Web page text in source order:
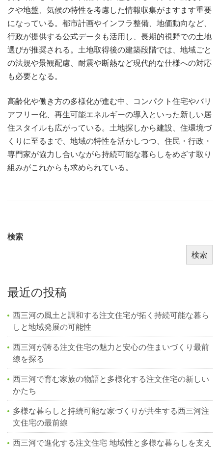
クや地盤、気候の特性を考慮した情報収集がますます重要
になっている。都市計画やインフラ整備、地価動向など、
行政が提供する公式データも活用し、長期的視野での土地
選びが推奨される。土地取得後の建築段階では、地域ごと
の法規や景観配慮、耐震や断熱など現代的な仕様への対応
も必要となる。
高齢化や働き方の多様化が進む中、コンパクト住宅やバリ
アフリー化、再生可能エネルギーの導入といった新しい居
住スタイルも広がっている。土地探しから建設、住環境づ
くりに至るまで、地域の特性を活かしつつ、住民・行政・
専門家が協力し合いながら持続可能な暮らしをめざす取り
組みがこれからも求められている。
検索
検索
最近の投稿
西三河の風土と調和する注文住宅が拓く持続可能な暮ら
しと地域発展の可能性
西三河が誇る注文住宅の魅力と安心の住まいづくり最前
線を探る
西三河で育む家族の物語と多様化する注文住宅の新しい
かたち
多様な暮らしと持続可能な家づくりが共生する西三河注
文住宅の最前線
西三河で進化する注文住宅 地域性と多様な暮らしを支え